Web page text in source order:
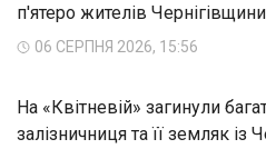
п'ятеро жителів Чернігівщини
06 СЕРПНЯ 2026, 15:56
На «Квітневій» загинули
залізничниця та її земляк із